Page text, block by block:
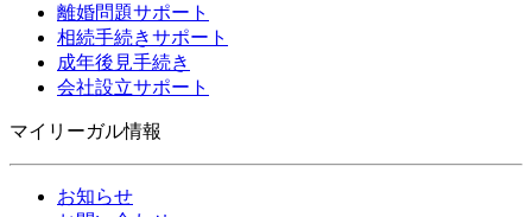
離婚問題サポート
相続手続きサポート
成年後見手続き
会社設立サポート
マイリーガル情報
お知らせ